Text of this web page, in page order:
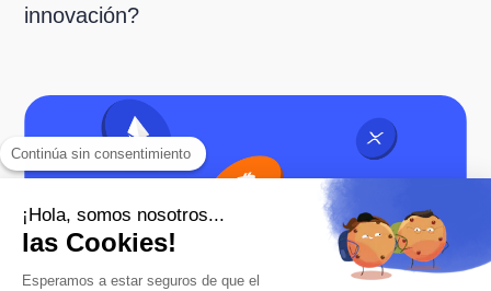
Continúa sin consentimiento
¡Hola, somos nosotros...
las Cookies!
Esperamos a estar seguros de que el
innovación?